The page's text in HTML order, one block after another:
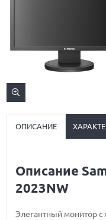
ОПИСАНИЕ
Описание
2023NW
Элегантный монитор